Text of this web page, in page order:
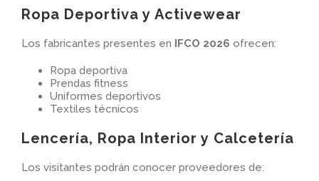
Ropa Deportiva y Activewear
Los fabricantes presentes en IFCO 2026 ofrecen:
Ropa deportiva
Prendas fitness
Uniformes deportivos
Textiles técnicos
Lencería, Ropa Interior y Calcetería
Los visitantes podrán conocer proveedores de: